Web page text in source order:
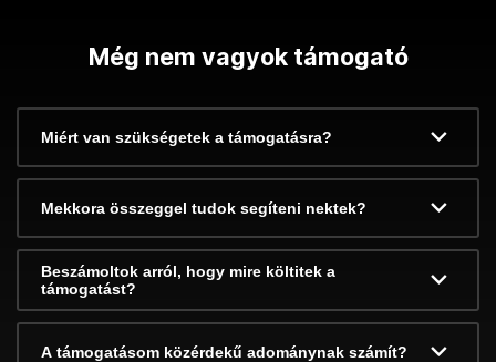
Még nem vagyok támogató
Miért van szükségetek a támogatásra?
Mekkora összeggel tudok segíteni nektek?
Beszámoltok arról, hogy mire költitek a
támogatást?
A támogatásom közérdekű adománynak számít?